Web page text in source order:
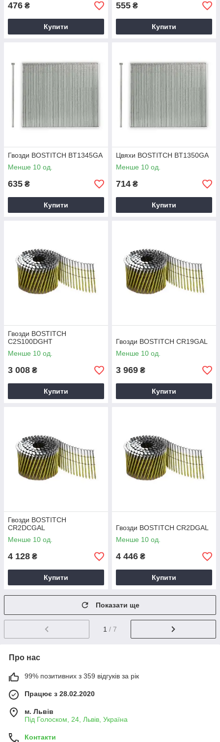
476 ₴
Купити
555 ₴
Купити
Гвозди BOSTITCH BT1345GA
Менше 10 од.
635 ₴
Купити
Цвяхи BOSTITCH BT1350GA
Менше 10 од.
714 ₴
Купити
Гвозди BOSTITCH
C2S100DGHT
Менше 10 од.
3 008 ₴
Купити
Гвозди BOSTITCH CR19GAL
Менше 10 од.
3 969 ₴
Купити
Гвозди BOSTITCH
CR2DCGAL
Менше 10 од.
4 128 ₴
Купити
Гвозди BOSTITCH CR2DGAL
Менше 10 од.
4 446 ₴
Купити
Показати ще
1 / 7
Про нас
99% позитивних з 359 відгуків за рік
Працює з 28.02.2020
м. Львів
Під Голоском, 24, Львів, Україна
Контакти